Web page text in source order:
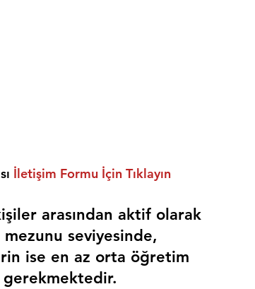
İletişim Formu İçin Tıklayın
arasından aktif olarak
mezunu seviyesinde,
ise en az orta öğretim
gerekmektedir.